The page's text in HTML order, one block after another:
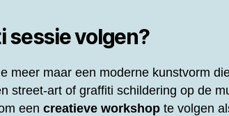
sessie volgen?
meer maar een moderne kunstvorm
street-art of graffiti schildering op de
een creatieve workshop te volgen